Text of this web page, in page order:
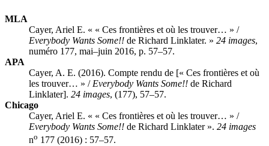
MLA
Cayer, Ariel E. « « Ces frontières et où les trouver… » /
Everybody Wants Some!! de Richard Linklater. » 24 images,
numéro 177, mai–juin 2016, p. 57–57.
APA
Cayer, A. E. (2016). Compte rendu de [« Ces frontières et où
les trouver… » / Everybody Wants Some!! de Richard
Linklater]. 24 images, (177), 57–57.
Chicago
Cayer, Ariel E. « « Ces frontières et où les trouver… » /
Everybody Wants Some!! de Richard Linklater ». 24 images
no 177 (2016) : 57–57.